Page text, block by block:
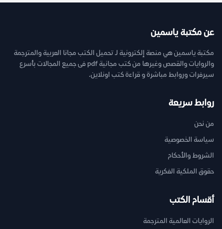
عن مكتبة ياسمين
مكتبة ياسمين هي منصة إلكترونية لـ تحميل الكتب مجانا العربية والمترجمة
والروايات والقصص وغيرها من كتب مجانية pdf فى جميع المجالات بأسرع
سيرفرات وروابط مباشرة و قراءة كتب اونلاين.
روابط سريعة
من نحن
سياسة الخصوصية
الشروط والأحكام
حقوق الملكية الفكرية
أقسام الكتب
الروايات العالمية المترجمة